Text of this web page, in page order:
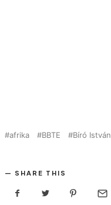
afrika BBTE Bíró István
SHARE THIS